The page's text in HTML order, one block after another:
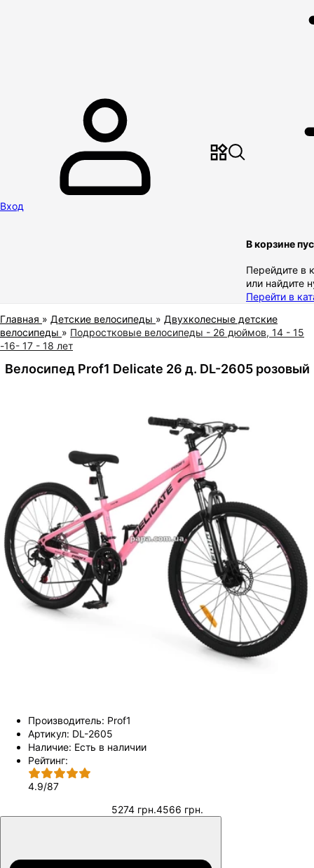
Вход
В корзине
Перейдите в
или найдите
Перейти в
Главная » Детские велосипеды » Двухколесные детские
велосипеды » Подростковые велосипеды - 26 дюймов, 14 - 15
-16- 17 - 18 лет
Велосипед Prof1 Delicate 26 д. DL-2605 розовый
Производитель: Prof1
Артикул: DL-2605
Наличие: Есть в наличии
Рейтинг:
4.9/87
5274 грн.4566 грн.